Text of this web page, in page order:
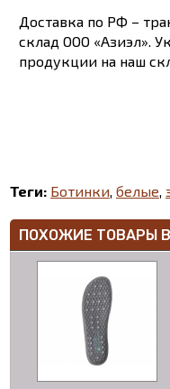
Доставка по РФ –
склад ООО «Азиэл».
продукции на наш
Теги: Ботинки белые
ПОХОЖИЕ ТОВАРЫ